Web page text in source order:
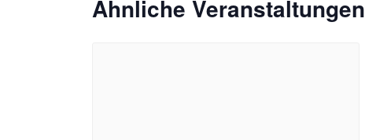
Ähnliche Veranstaltungen